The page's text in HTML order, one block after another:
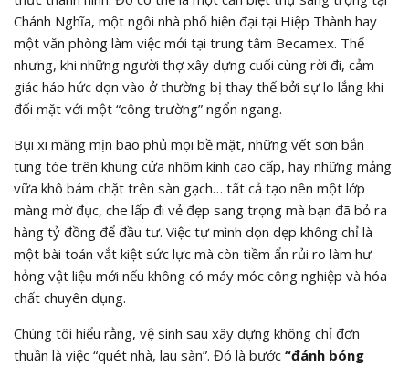
Chánh Nghĩa, một ngôi nhà phố hiện đại tại Hiệp Thành hay
một văn phòng làm việc mới tại trung tâm Becamex. Thế
nhưng, khi những người thợ xây dựng cuối cùng rời đi, cảm
giác háo hức dọn vào ở thường bị thay thế bởi sự lo lắng khi
đối mặt với một “công trường” ngổn ngang.
Bụi xi măng mịn bao phủ mọi bề mặt, những vết sơn bắn
tung tóe trên khung cửa nhôm kính cao cấp, hay những mảng
vữa khô bám chặt trên sàn gạch… tất cả tạo nên một lớp
màng mờ đục, che lấp đi vẻ đẹp sang trọng mà bạn đã bỏ ra
hàng tỷ đồng để đầu tư. Việc tự mình dọn dẹp không chỉ là
một bài toán vắt kiệt sức lực mà còn tiềm ẩn rủi ro làm hư
hỏng vật liệu mới nếu không có máy móc công nghiệp và hóa
chất chuyên dụng.
Chúng tôi hiểu rằng, vệ sinh sau xây dựng không chỉ đơn
thuần là việc “quét nhà, lau sàn”. Đó là bước “đánh bóng